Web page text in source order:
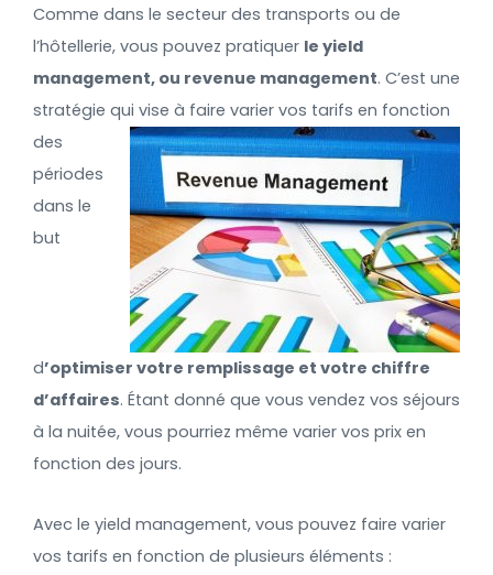
Comme dans le secteur des transports ou de
l’hôtellerie, vous pouvez pratiquer le yield
management, ou revenue management. C’est une
stratégie qui vise à faire varier vos tarifs en fonction
des
périodes
dans le
but
d’optimiser votre remplissage et votre chiffre
d’affaires. Étant donné que vous vendez vos séjours
à la nuitée, vous pourriez même varier vos prix en
fonction des jours.
Avec le yield management, vous pouvez faire varier
vos tarifs en fonction de plusieurs éléments :